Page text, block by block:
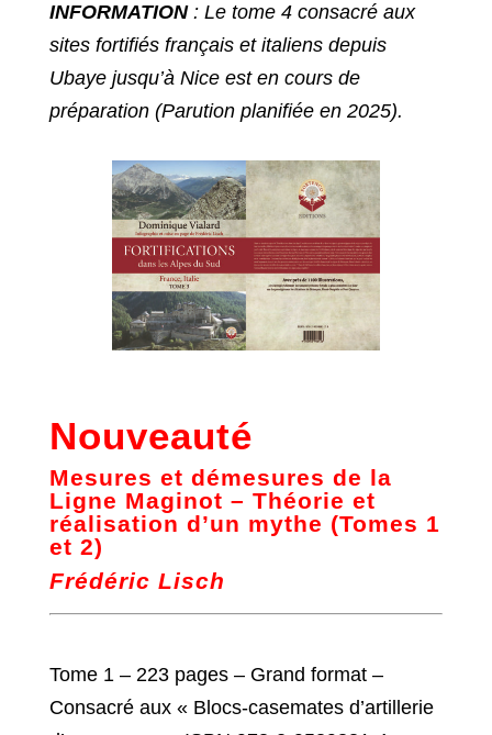
INFORMATION: Le tome 4 consacré aux
sites fortifiés français et italiens depuis
Ubaye jusqu’à Nice est en cours de
préparation (Parution planifiée en 2025).
Nouveauté
Mesures et démesures de la
Ligne Maginot – Théorie et
réalisation d’un mythe (Tomes 1
et 2)
Frédéric Lisch
Tome 1 – 223 pages – Grand format –
Consacré aux « Blocs-casemates d’artillerie